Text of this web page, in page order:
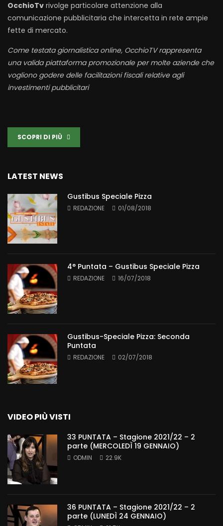
OcchioTv rivolge particolare attenzione alla
comunicazione pubblicitaria che intercetta in rete ampie
fette di mercato.
Come testata giornalistica online, OcchioTV rappresenta
una valida piattaforma promozionale per molte aziende che
vogliono godere delle facilitazioni fiscali relative agli
investimenti pubblicitari
SCOPRI DI PIÙ
LATEST NEWS
Gustibus Speciale Pizza
REDAZIONE 01/08/2018
4° Puntata – Gustibus Speciale Pizza
REDAZIONE 16/07/2018
Gustibus-Speciale Pizza: Seconda
Puntata
REDAZIONE 02/07/2018
VIDEO PIÙ VISTI
33 PUNTATA – Stagione 2021/22 – 2
parte (MERCOLEDÌ 19 GENNAIO)
ODMIN 22.9K
36 PUNTATA – Stagione 2021/22 – 2
parte (LUNEDÌ 24 GENNAIO)